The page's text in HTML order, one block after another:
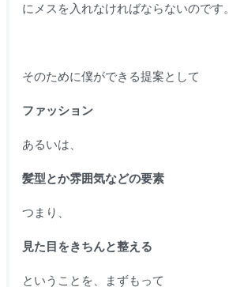
にメスを入れなければならないのです。
そのために僕ができる提案として
ファッション
あるいは、
髪型とか雰囲気などの要素
つまり、
見た目をきちんと整える
ということを、まずもって